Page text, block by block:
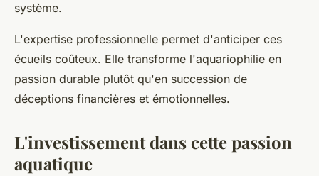
système.
L'expertise professionnelle permet d'anticiper ces
écueils coûteux. Elle transforme l'aquariophilie en
passion durable plutôt qu'en succession de
déceptions financières et émotionnelles.
L'investissement dans cette passion
aquatique